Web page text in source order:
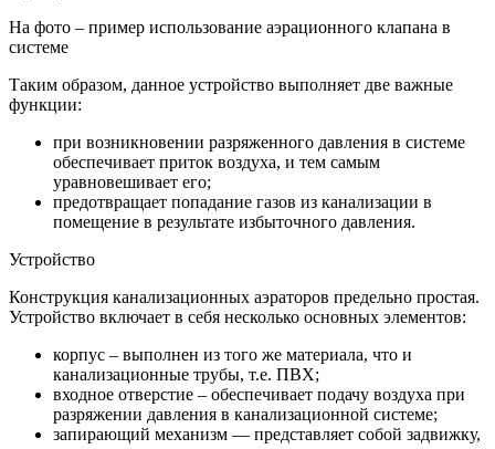
На фото – пример использование аэрационного клапана в
системе
Таким образом, данное устройство выполняет две важные
функции:
при возникновении разряженного давления в системе
обеспечивает приток воздуха, и тем самым
уравновешивает его;
предотвращает попадание газов из канализации в
помещение в результате избыточного давления.
Устройство
Конструкция канализационных аэраторов предельно простая.
Устройство включает в себя несколько основных элементов:
корпус – выполнен из того же материала, что и
канализационные трубы, т.е. ПВХ;
входное отверстие – обеспечивает подачу воздуха при
разряжении давления в канализационной системе;
запирающий механизм — представляет собой задвижку,